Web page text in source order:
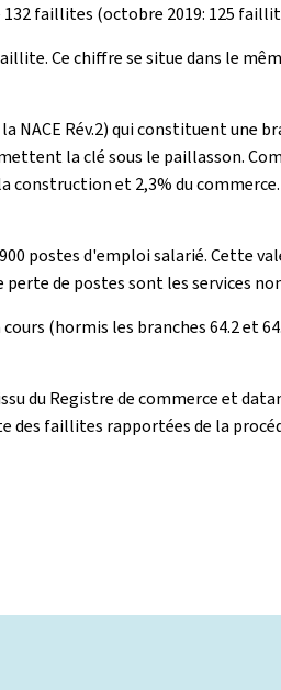
faillites (octobre 2019: 125
Ce chiffre se situe dans le
NACE Rév.2) qui constituent
la clé sous le paillasson.
et 2,3% du
postes d'emploi salarié. Cette
perte de postes sont les services
(hormis les branches 64.2 et
du Registre de commerce et
faillites rapportées de la